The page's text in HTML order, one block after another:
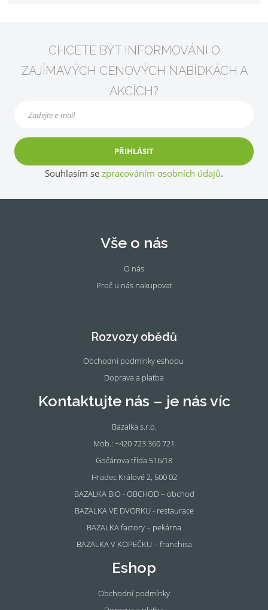
CHCETE BÝT INFORMOVÁNI O
ZAJÍMAVÝCH CENOVÝCH NABÍDKÁCH A
AKCÍCH?
PŘIHLÁSIT
Souhlasím se zpracováním osobních údajů.
Vše o nás
O nás
Proč u nás nakupovat
k
m
Rozvozy obědů
Obchodní podmínky eshopu
Doprava a platba
Kontaktujte nás – je nás víc
Bazalka s.r.o.
Mob.: +420 723 360 721
Gočárova třída 516/18
Hradec Králové 2, 500 02
BAZALKA BIO - OBCHOD – obchod
BAZALKA VE DVORKU - restaurace
BAZALKA factory – pekárna
BAZALKA V KOPEČKU – franchisa
Eshop
Obchodní podmínky